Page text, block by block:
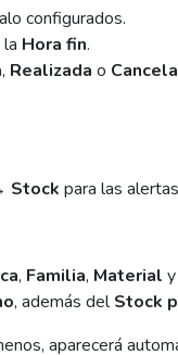
configurados.
Hora fin.
, Realizada o
Stock para las
, Familia, Material y
, además delStock
aparecerá